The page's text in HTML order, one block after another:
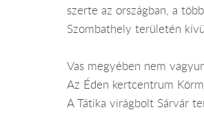
szerte az országban, a
Szombathely területén
Vas megyében nem
Az Éden kertcentrum
A Tátika virágbolt Sárvár